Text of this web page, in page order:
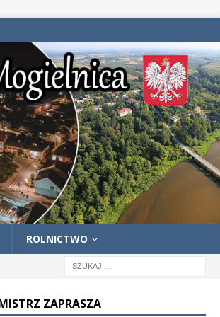
ROLNICTWO
ZAPRASZA